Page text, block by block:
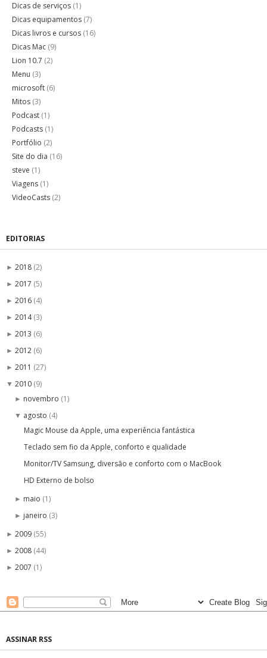
Dicas de serviços (1)
Dicas equipamentos (7)
Dicas livros e cursos (16)
Dicas Mac (9)
Lion 10.7 (2)
Menu (3)
microsoft (6)
Mitos (3)
Podcast (1)
Podcasts (1)
Portfólio (2)
Site do dia (16)
steve (1)
Viagens (1)
VideoCasts (2)
EDITORIAS
► 2018 (2)
► 2017 (5)
► 2016 (4)
► 2014(3)
► 2013 (6)
► 2012 (6)
► 2011 (27)
▼ 2010 (9)
► novembro (1)
▼ agosto (4)
Magic Mouse da Apple, uma experiência fantástica
Teclado sem fio da Apple, conforto e qualidade
Monitor/TV Samsung, diversão e conforto com o MacBook
HD Externo de bolso
► maio (1)
► janeiro (3)
► 2009 (55)
► 2008 (44)
► 2007 (1)
ASSINAR RSS